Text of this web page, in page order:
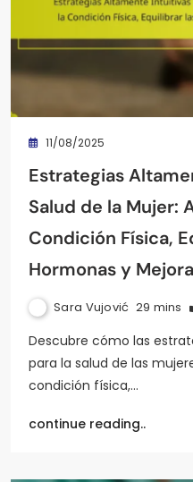
11/08/2025
Estrategias
Salud de la Mujer:
Condición Física,
Hormonas y
Sara Vujović 29 mins
Descubre cómo las
para la salud de las
condición física,…
continue reading..